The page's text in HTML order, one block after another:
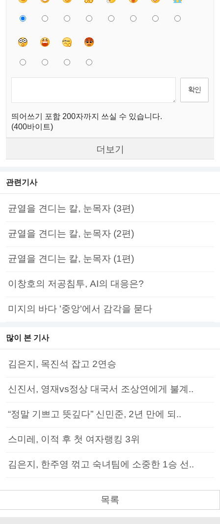
띄어쓰기 포함 200자까지 쓰실 수 있습니다.
(400바이트)
더보기
관련기사
균열을 견디는 칼, 눈목자 (3편)
균열을 견디는 칼, 눈목자 (2편)
균열을 견디는 칼, 눈목자 (1편)
이창호의 저공침투, AI의 대응은?
미지의 바다 '중앙'에서 감각을 묻다
많이 본 기사
김은지, 목진석 잡고 2연승
신진서, 영재vs정상 대국서 조상연에게 불계..
“정말 기쁘고 뜻깊다” 신민준, 2년 만에 되..
스미레, 이적 후 첫 여자랭킹 3위
김은지, 한주영 꺾고 숙녀팀에 소중한 1승 선..
목록